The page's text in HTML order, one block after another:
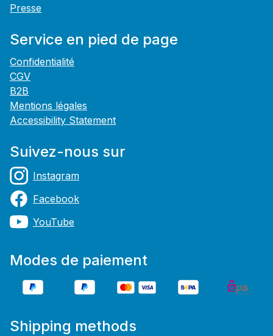
Presse
Service en pied de page
Confidentialité
CGV
B2B
Mentions légales
Accessibility Statement
Suivez-nous sur
Instagram
Facebook
YouTube
Modes de paiement
Shipping methods